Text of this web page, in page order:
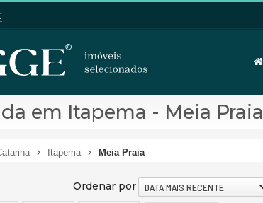
em Itapema - Meia Praia
Itapema Meia Praia
Ordenar por DATA MAIS RECENTE